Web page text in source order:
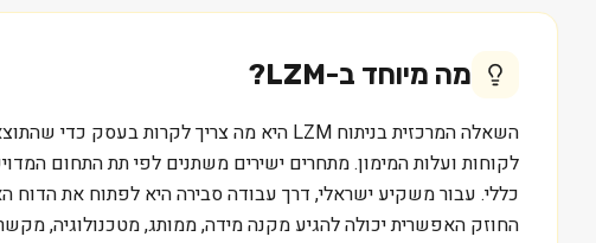
מה מיוחד ב-LZM
?
לקוחות ועלות המימון. מתחרים ישירים משתנים לפי תת התחום
החוזק האפשרית יכולה להגיע מקנה מידה, ממותג, מטכנולוגיה,